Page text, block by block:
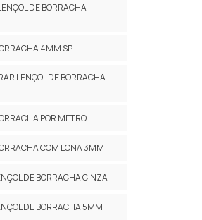
DE BORRACHA
4MM SP
LENÇOL DE BORRACHA
POR METRO
COM LONA 3MM
DE BORRACHA CINZA
DE BORRACHA 5MM